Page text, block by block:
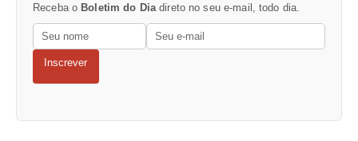
Receba o Boletim do Dia direto no seu e-mail, todo dia.
Inscrever